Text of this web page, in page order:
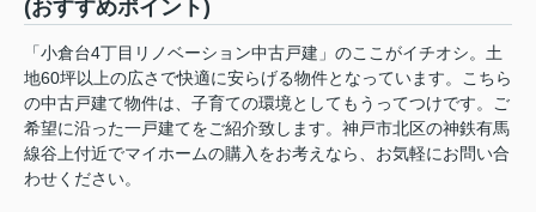
(おすすめポイント)
「小倉台4丁目リノベーション中古戸建」のここがイチオシ。土
地60坪以上の広さで快適に安らげる物件となっています。こちら
の中古戸建て物件は、子育ての環境としてもうってつけです。ご
希望に沿った一戸建てをご紹介致します。神戸市北区の神鉄有馬
線谷上付近でマイホームの購入をお考えなら、お気軽にお問い合
わせください。